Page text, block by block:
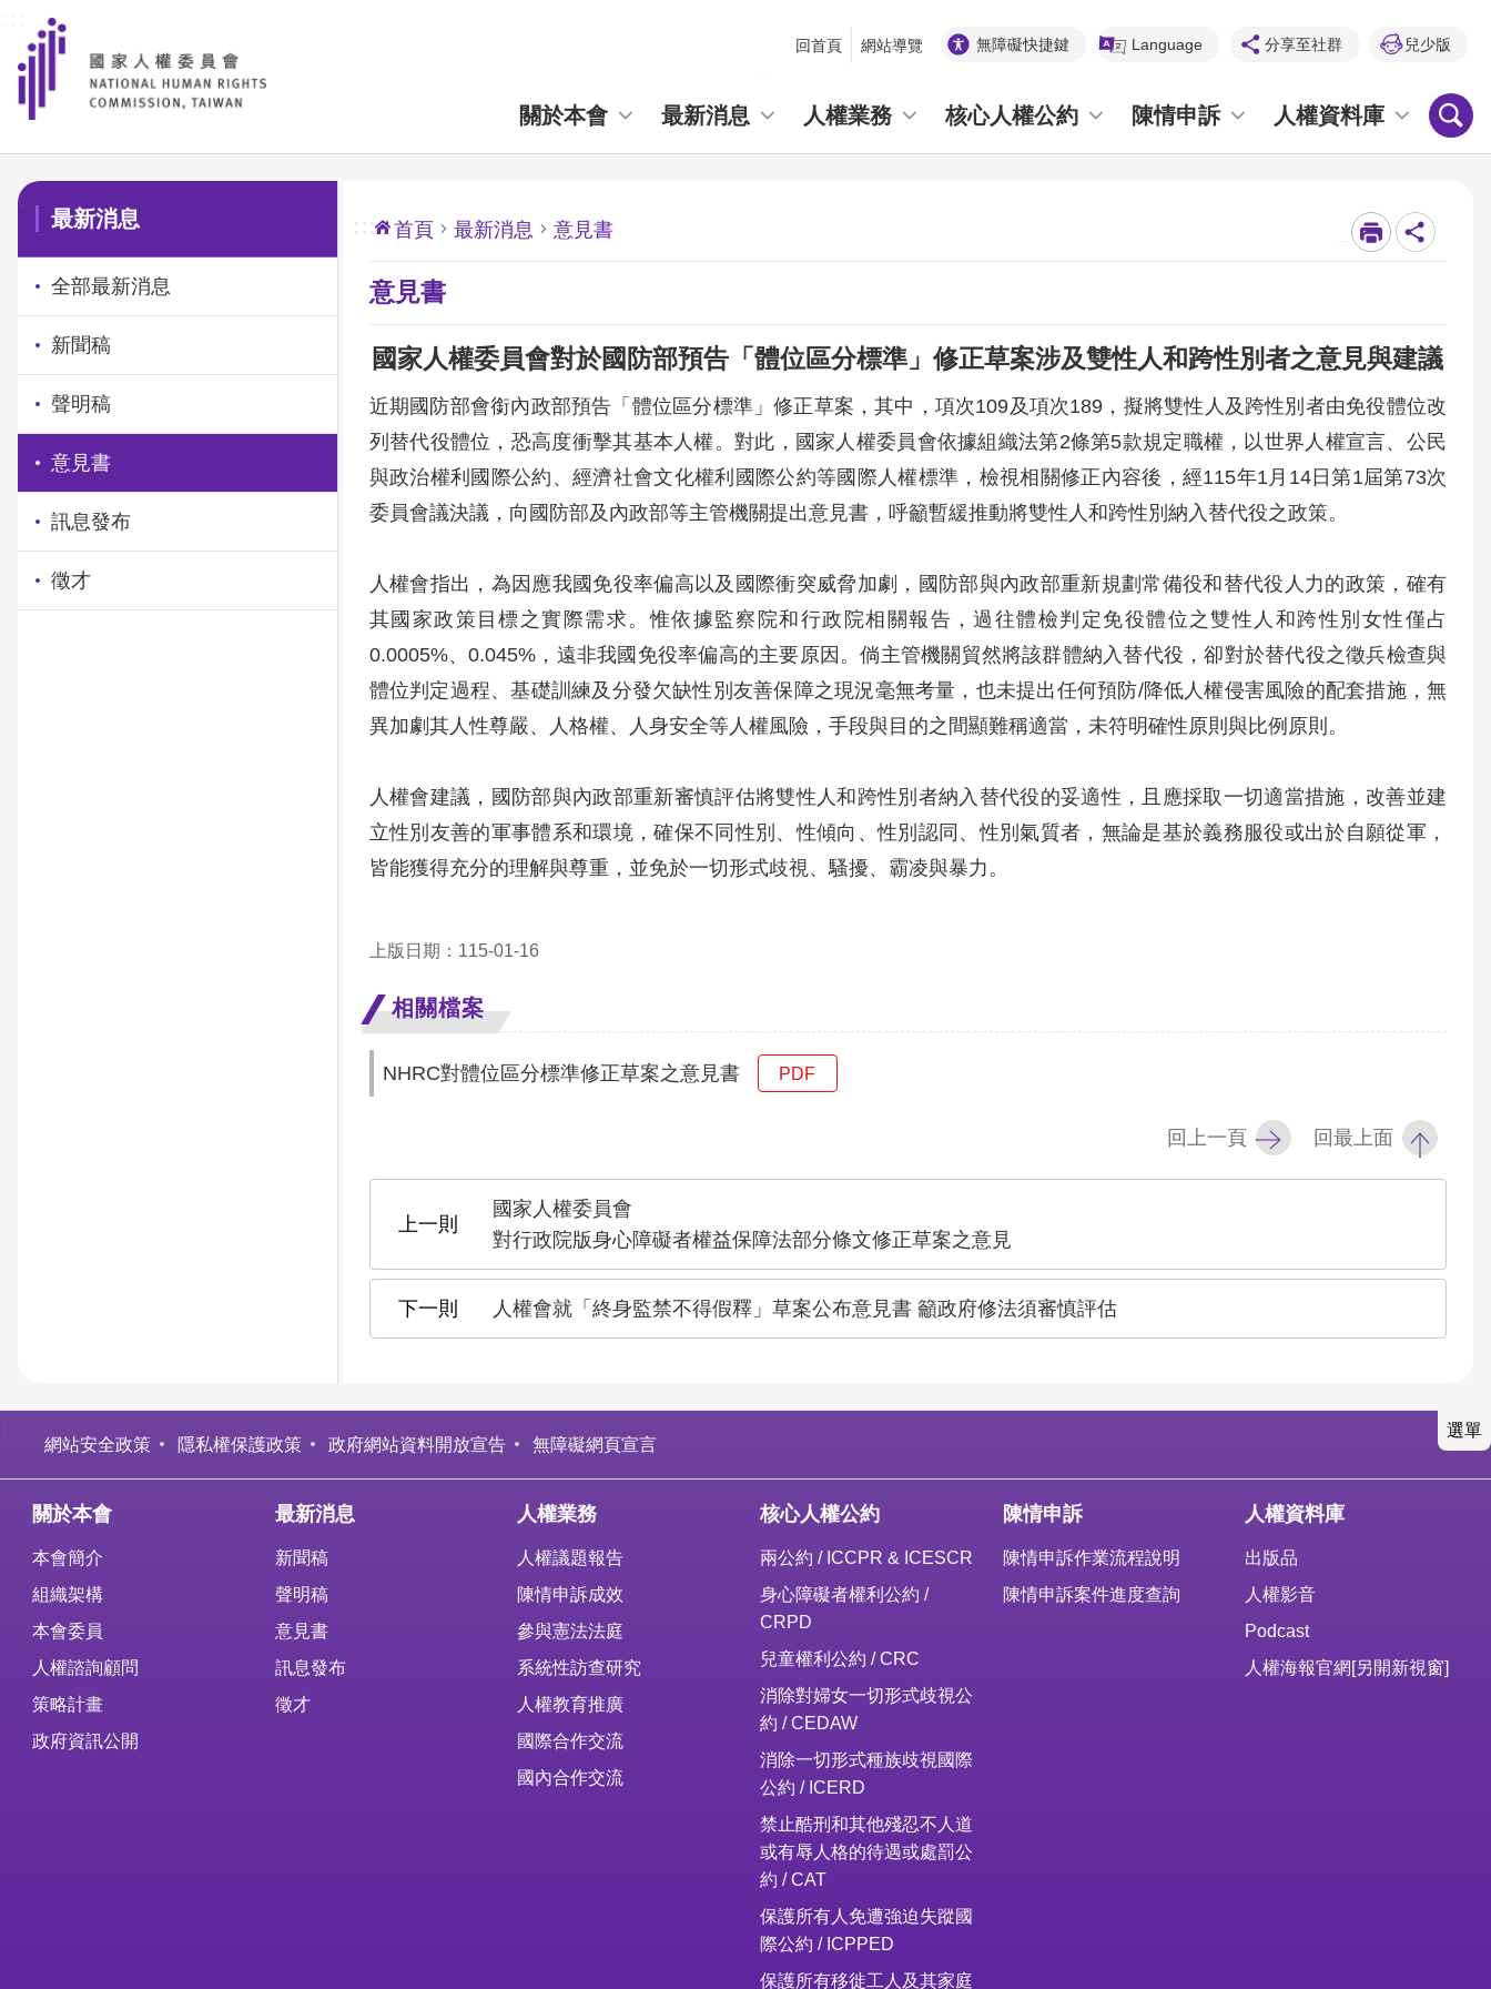
前往主要內容區塊
回首頁 網站導覽 無障礙快捷鍵 Language 分享至社群 兒少版
關於本會 最新消息 人權業務 核心人權公約 陳情申訴 人權資料庫
:::
最新消息
全部最新消息
新聞稿
聲明稿
意見書
訊息發布
徵才
::: 首頁 最新消息 意見書
意見書
國家人權委員會對於國防部預告「體位區分標準」修正草案涉及雙性人和跨性別者之意見與建議
近期國防部會銜內政部預告「體位區分標準」修正草案，其中，項次109及項次189，擬將雙性人及跨性別者由免役體位改
列替代役體位，恐高度衝擊其基本人權。對此，國家人權委員會依據組織法第2條第5款規定職權，以世界人權宣言、公民
與政治權利國際公約、經濟社會文化權利國際公約等國際人權標準，檢視相關修正內容後，經115年1月14日第1屆第73次
委員會議決議，向國防部及內政部等主管機關提出意見書，呼籲暫緩推動將雙性人和跨性別納入替代役之政策。
人權會指出，為因應我國免役率偏高以及國際衝突威脅加劇，國防部與內政部重新規劃常備役和替代役人力的政策，確有
其國家政策目標之實際需求。惟依據監察院和行政院相關報告，過往體檢判定免役體位之雙性人和跨性別女性僅占
0.0005%、0.045%，遠非我國免役率偏高的主要原因。倘主管機關貿然將該群體納入替代役，卻對於替代役之徵兵檢查與
體位判定過程、基礎訓練及分發欠缺性別友善保障之現況毫無考量，也未提出任何預防/降低人權侵害風險的配套措施，無
異加劇其人性尊嚴、人格權、人身安全等人權風險，手段與目的之間顯難稱適當，未符明確性原則與比例原則。
人權會建議，國防部與內政部重新審慎評估將雙性人和跨性別者納入替代役的妥適性，且應採取一切適當措施，改善並建
立性別友善的軍事體系和環境，確保不同性別、性傾向、性別認同、性別氣質者，無論是基於義務服役或出於自願從軍，
皆能獲得充分的理解與尊重，並免於一切形式歧視、騷擾、霸凌與暴力。
上版日期：115-01-16
相關檔案
NHRC對體位區分標準修正草案之意見書 PDF
回上一頁 回最上面
國家人權委員會
對行政院版身心障礙者權益保障法部分條文修正草案之意見
人權會就「終身監禁不得假釋」草案公布意見書 籲政府修法須審慎評估
選單
網站安全政策 隱私權保護政策 政府網站資料開放宣告 無障礙網頁宣言
關於本會
本會簡介
組織架構
本會委員
人權諮詢顧問
策略計畫
政府資訊公開
最新消息
新聞稿
聲明稿
意見書
訊息發布
徵才
人權業務
人權議題報告
陳情申訴成效
參與憲法法庭
系統性訪查研究
人權教育推廣
國際合作交流
國內合作交流
核心人權公約
兩公約 / ICCPR & ICESCR
身心障礙者權利公約 /
CRPD
兒童權利公約 / CRC
消除對婦女一切形式歧視公
約 / CEDAW
消除一切形式種族歧視國際
公約 / ICERD
禁止酷刑和其他殘忍不人道
或有辱人格的待遇或處罰公
約 / CAT
保護所有人免遭強迫失蹤國
際公約 / ICPPED
保護所有移徙工人及其家庭
陳情申訴
陳情申訴作業流程說明
陳情申訴案件進度查詢
人權資料庫
出版品
人權影音
Podcast
人權海報官網[另開新視窗]